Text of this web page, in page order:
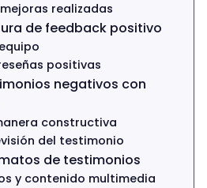
realizadas
de feedback positivo
positivas
negativos con
constructiva
del testimonio
de testimonios
y contenido multimedia